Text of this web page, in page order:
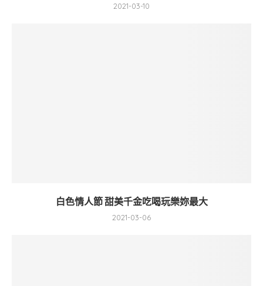
2021-03-10
白色情人節 甜美千金吃喝玩樂妳最大
2021-03-06